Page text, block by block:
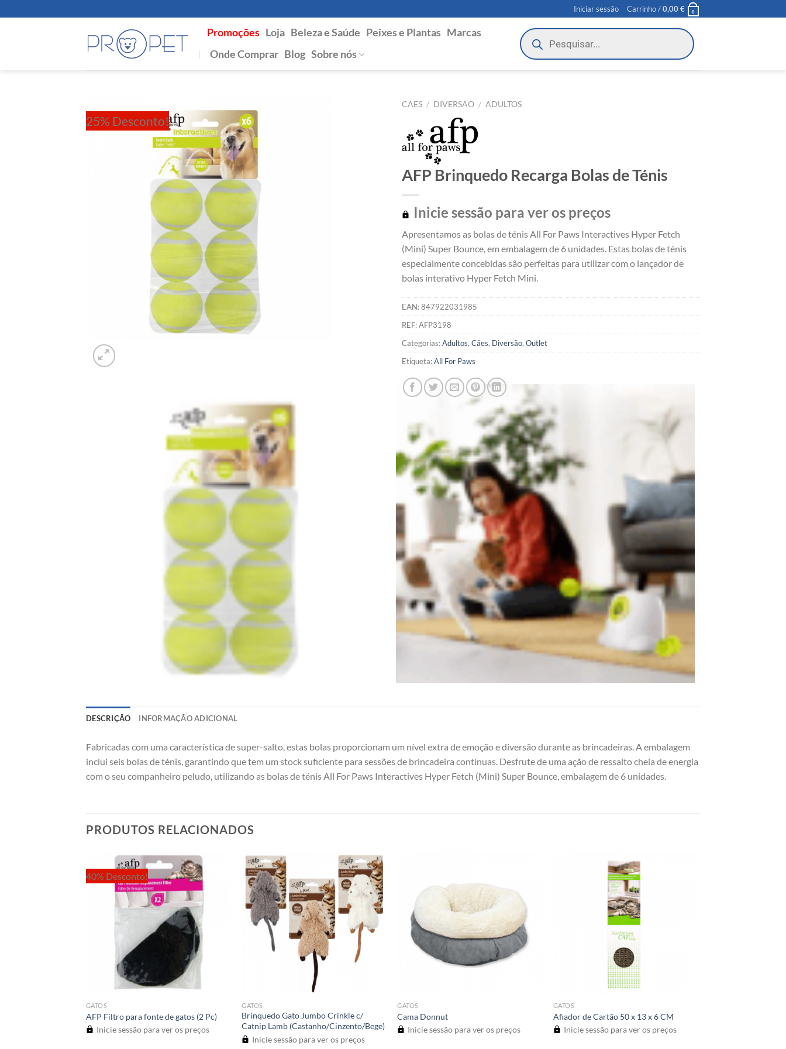
to
Iniciar sessão Carrinho /0,00€ 0
Promoções Loja Beleza e Saúde Peixes e Plantas Marcas
Onde Comprar Blog Sobre nós
Products
search
25% Desconto!
CÃES / DIVERSÃO / ADULTOS
AFP Brinquedo Recarga Bolas de Ténis
Inicie sessão para ver os preços
Apresentamos as bolas de ténis All For Paws Interactives Hyper Fetch
(Mini) Super Bounce, em embalagem de 6 unidades. Estas bolas de ténis
especialmente concebidas são perfeitas para utilizar com o lançador de
bolas interativo Hyper Fetch Mini.
EAN:847922031985
REF:AFP3198
Categorias:Adultos, Cães, Diversão, Outlet
Etiqueta:All For Paws
DESCRIÇÃO INFORMAÇÃO ADICIONAL
Fabricadas com uma característica de super-salto, estas bolas proporcionam um nível extra de emoção e diversão durante as brincadeiras. A embalagem
inclui seis bolas de ténis, garantindo que tem um stock suficiente para sessões de brincadeira contínuas. Desfrute de uma ação de ressalto cheia de energia
com o seu companheiro peludo, utilizando as bolas de ténis All For Paws Interactives Hyper Fetch (Mini) Super Bounce, embalagem de 6 unidades.
PRODUTOS RELACIONADOS
40% Desconto!
GATOS
AFP Filtro para fonte de gatos (2 Pc)
Inicie sessão para ver os preços
GATOS
Brinquedo Gato Jumbo Crinkle c/
Catnip Lamb (Castanho/Cinzento/Bege)
Inicie sessão para ver os preços
GATOS
Cama Donnut
Inicie sessão para ver os preços
GATOS
Afiador de Cartão 50 x 13 x 6 CM
Inicie sessão para ver os preços